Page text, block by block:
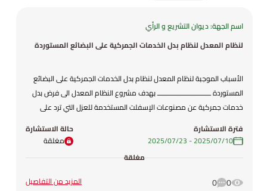
اسم الجهة: ديوان التشريع و الرأي
لنظام المعدل لنظام بدل الخدمات الجمركية على البضائع المستوردة
الأسباب الموجبة لنظام المعدل لنظام بدل الخدمات الجمركية على البضائع
المستوردة ــــــــــــــــــــــــــــــ بهدف مشروع النظام المعدل الى فرض بدل
خدمات جمركية عن مصنوعات الإسفلت المستخدمة للعزل التي ترد على
يستوفى بدل مقطوع مقداره (25) دينار /لكل طن سواء كانت معفاة أو
خاضعة للرسم الجمركي وبدل بنسبة (1%) من قيمتها إذا كانت معفاة
وبنسبة (5%) من قيمتها إذا كانت خاضعة لرسم التعرفة الجمركية . فقد تم
وضع مشروع هذا النظام المعدل .
فترة الاستشارة
10‏/07‏/2025
-
23‏/07‏/2025
حالة الاستشارة
مغلقة
مغلقة
0
0 المزيد من التفاصيل